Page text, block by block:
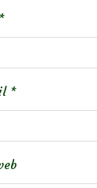
*
*